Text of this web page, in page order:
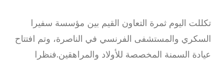
تكللت اليوم ثمرة التعاون القيم بين مؤسسة سفيرا
السكري والمستشفى الفرنسي في الناصرة، وتم افتتاح
عيادة السمنة المخصصة للأولاد والمراهقين.فنظرا